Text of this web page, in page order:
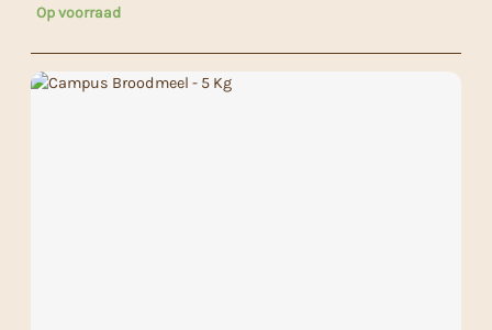
Op voorraad